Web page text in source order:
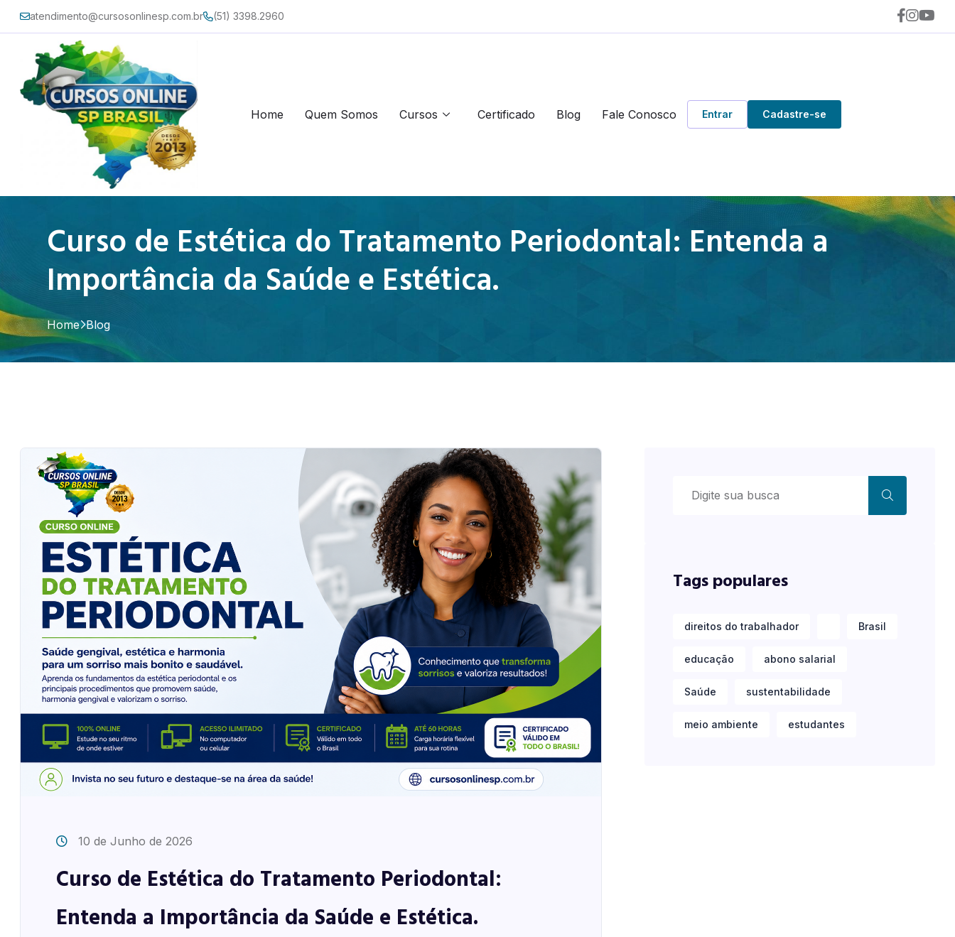
atendimento@cursosonlinesp.com.br (51) 3398.2960
Home Quem Somos Cursos Certificado Blog Fale Conosco Entrar Cadastre-se
Curso de Estética do Tratamento Periodontal: Entenda a
Importância da Saúde e Estética.
Home Blog
10 de Junho de 2026
Curso de Estética do Tratamento Periodontal:
Entenda a Importância da Saúde e Estética.
Tags populares
direitos do trabalhador Brasil
educação abono salarial
Saúde sustentabilidade
meio ambiente estudantes